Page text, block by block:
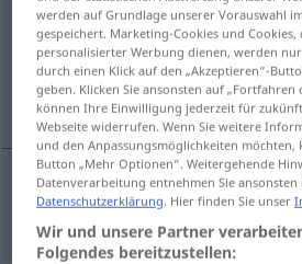
Übersicht aller Übersetzungen
(Für mehr Details die Übersetzung
vergöttern, abgöttisch lieben
vergöttern,abgöttisch lieben
werden auf Grundlage unserer Vorauswahl
gespeichert. Marketing-Cookies und
personalisierter Werbung dienen, werden
durch einen Klick auf den „Akzeptieren“-
geben. Klicken Sie ansonsten auf „Fortfahren
können Ihre Einwilligung jederzeit für
Webseite widerrufen. Wenn Sie weitere
und den Anpassungsmöglichkeiten möchten,
Button „Mehr Optionen“. Weitergehende
Datenverarbeitung entnehmen Sie ansonsten
Datenschutzerklärung. Hier finden Sie unser
Wir und unsere Partner
Folgendes bereitzustellen: